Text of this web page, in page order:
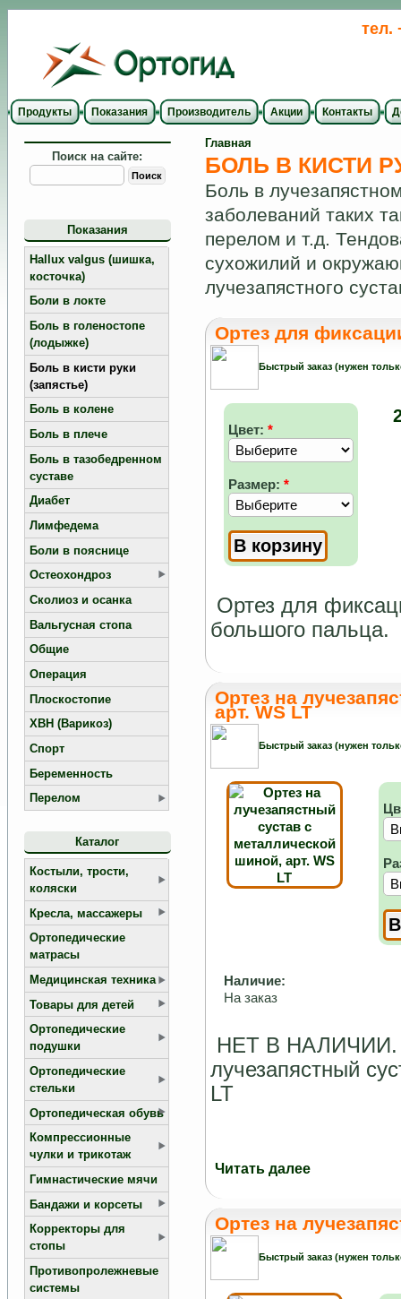
тел.
Продукты Показания Производитель Акции Контакты
Поиск на сайте:
Показания
Hallux valgus (шишка,
косточка)
Боли в локте
Боль в голеностопе
(лодыжке)
Боль в кисти руки
(запястье)
Боль в колене
Боль в плече
Боль в тазобедренном
суставе
Диабет
Лимфедема
Боли в пояснице
Остеохондроз
Сколиоз и осанка
Вальгусная стопа
Общие
Операция
Плоскостопие
ХВН (Варикоз)
Спорт
Беременность
Перелом
Каталог
Костыли, трости,
коляски
Кресла, массажеры
Ортопедические
матрасы
Медицинская техника
Товары для детей
Ортопедические
подушки
Ортопедические
стельки
Ортопедическая обувь
Компрессионные
чулки и трикотаж
Гимнастические мячи
Бандажи и корсеты
Корректоры для
стопы
Противопролежневые
системы
Главная
БОЛЬ В КИСТИ
Боль в
заболеваний таких
перелом и т.д.
сухожилий и
лучезапястного
Ортез для
Быстрый заказ (нужен
Ортез для
большого пальца.
Цвет: *
Размер: *
Ортез на
арт. WS LT
Быстрый заказ (нужен
Наличие:
На заказ
НЕТ В
лучезапястный
LT
Читать далее
Ортез на
Быстрый заказ (нужен